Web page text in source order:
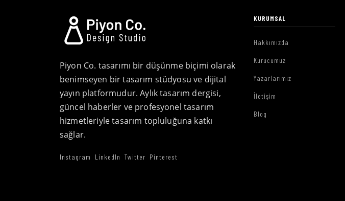
Piyon Co. tasarımı bir düşünme biçimi olarak
benimseyen bir tasarım stüdyosu ve dijital
yayın platformudur. Aylık tasarım dergisi,
güncel haberler ve profesyonel tasarım
hizmetleriyle tasarım topluluğuna katkı
sağlar.
Instagram LinkedIn Twitter Pinterest
KURUMSAL
Hakkımızda
Kurucumuz
Yazarlarımız
İletişim
Blog